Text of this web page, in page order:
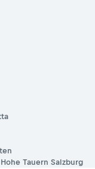
Tauern Salzburg